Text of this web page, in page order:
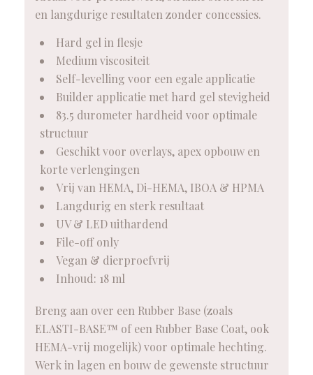
en langdurige resultaten zonder concessies.
Hard gel in flesje
Medium viscositeit
Self-levelling voor een egale applicatie
Builder applicatie met hard gel stevigheid
83.5 durometer hardheid voor optimale
structuur
Geschikt voor overlays, apex opbouw en
korte verlengingen
Vrij van HEMA, Di-HEMA, IBOA & HPMA
Langdurig en sterk resultaat
UV & LED uithardend
File-off only
Vegan & dierproefvrij
Inhoud: 18 ml
Breng aan over een Rubber Base (zoals
ELASTI-BASE™ of een Rubber Base Coat, ook
HEMA-vrij mogelijk) voor optimale hechting.
Werk in lagen en bouw de gewenste structuur